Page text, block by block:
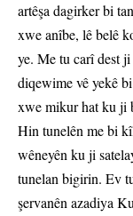
artêşa dagirker bi
xwe anîbe, lê belê
ye. Me tu carî dest
diqewime vê yekê
xwe mikur hat ku ji
Hin tunelên me bi
wêneyên ku ji
tunelan bigirin. Ev
şervanên azadiya